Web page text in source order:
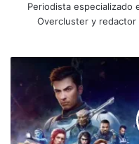
Periodista especializado
Overcluster y redactor
presenta
nuevas
funciones
y
optimizaciones